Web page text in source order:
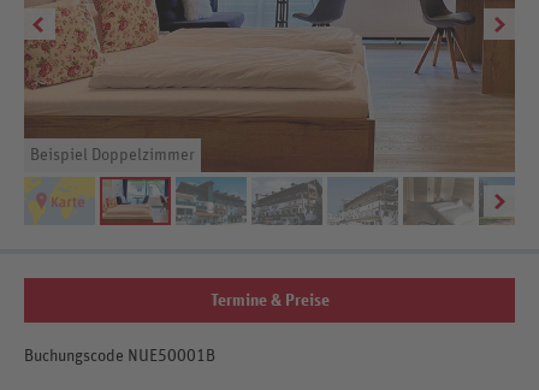
Beispiel Doppelzimmer
Termine & Preise
Buchungscode NUE50001B